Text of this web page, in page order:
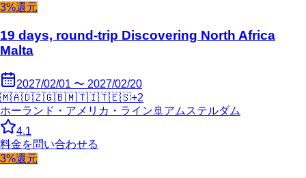
3%還元
19 days, round-trip Discovering North Africa
Malta
2027/02/01 〜 2027/02/20
🇲🇦🇩🇿🇬🇧🇲🇹🇮🇹🇪🇸+2
ホーランド・アメリカ・ライン 🚢 アムステルダム
4.1
料金を問い合わせる
3%還元